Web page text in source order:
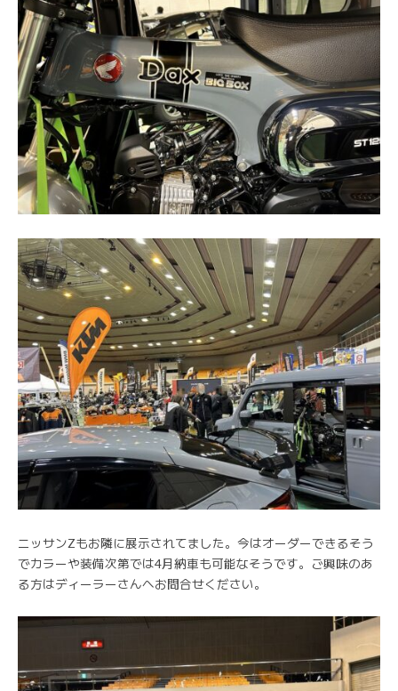
ニッサンZもお隣に展示されてました。今はオーダーできるそう
でカラーや装備次第では4月納車も可能なそうです。ご興味のあ
る方はディーラーさんへお問合せください。